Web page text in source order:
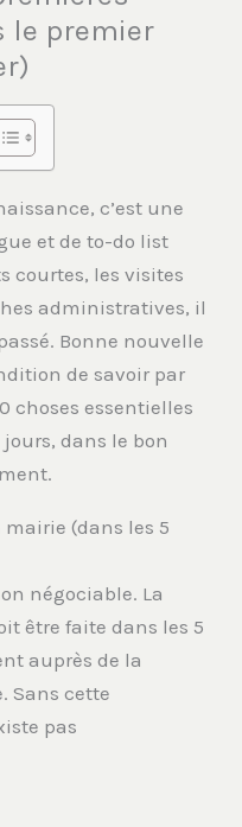
le premier
c’est une
et de to-do list
courtes, les visites
administratives, il
Bonne nouvelle
de savoir par
choses essentielles
dans le bon
mairie (dans les 5
négociable. La
être faite dans les 5
auprès de la
Sans cette
pas